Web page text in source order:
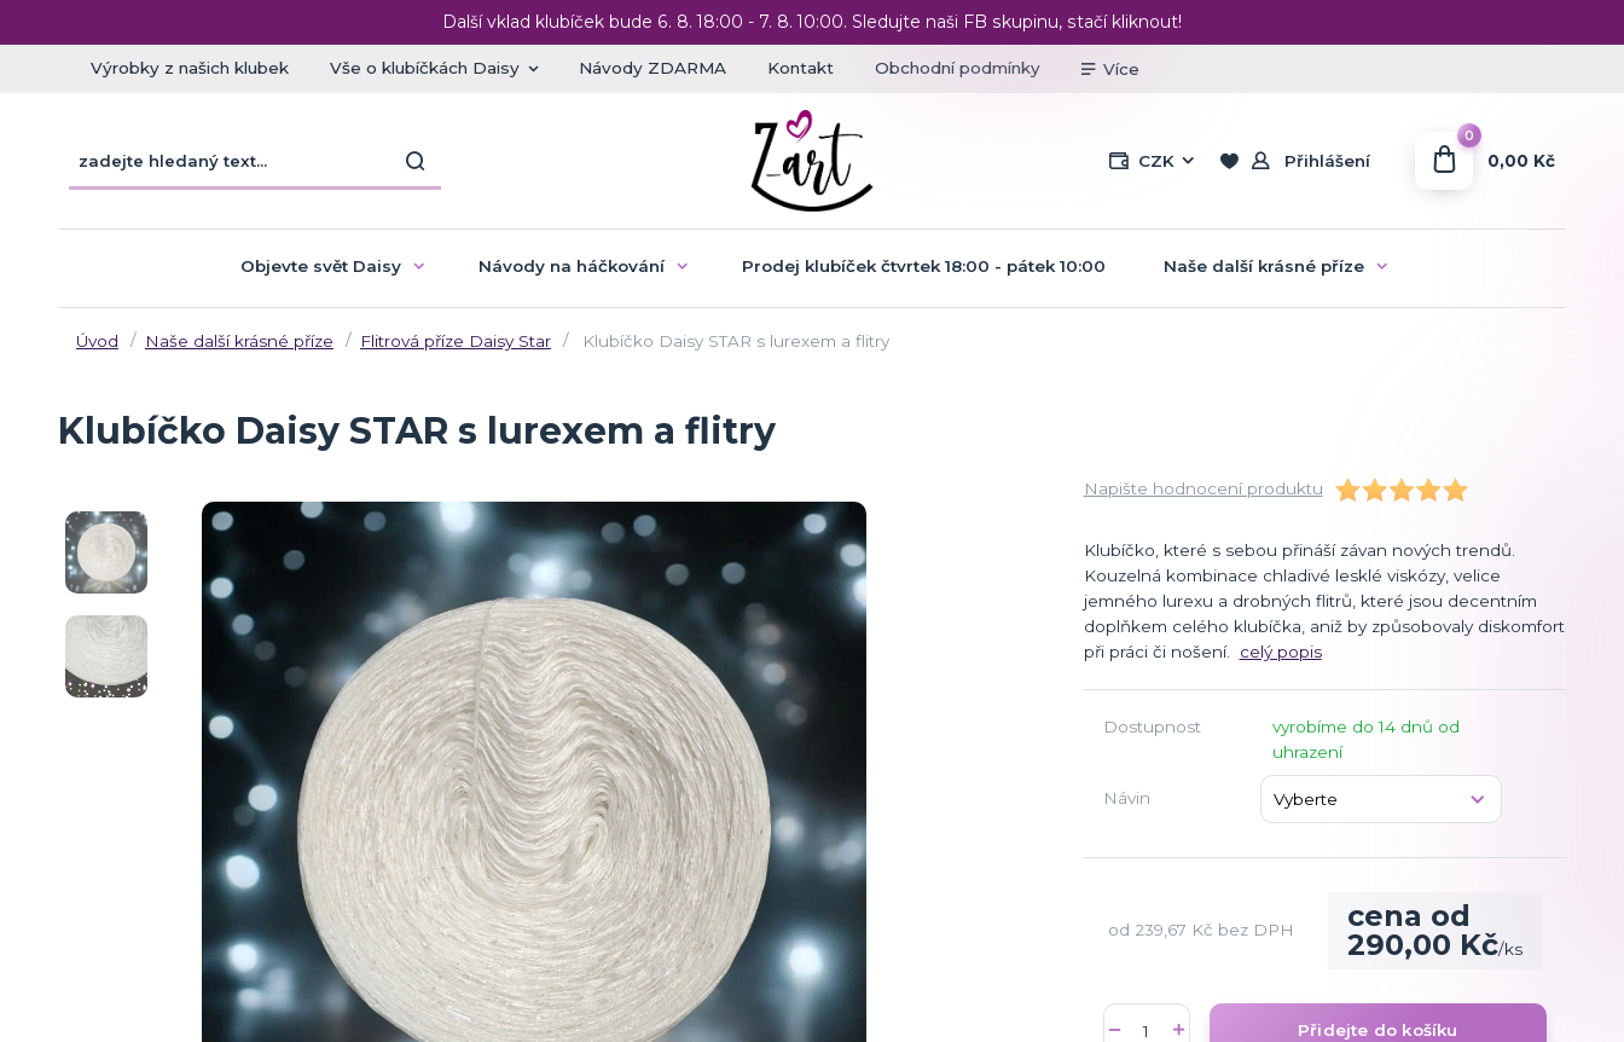
Další vklad klubíček bude 6. 8. 18:00 - 7. 8. 10:00. Sledujte naši FB skupinu, stačí kliknout!
Výrobky z našich klubek Vše o klubíčkách Daisy Návody ZDARMA Kontakt Obchodní podmínky Více
CZK Přihlášení
0
0,00 Kč
Objevte svět Daisy Návody na háčkování Prodej klubíček čtvrtek 18:00 - pátek 10:00 Naše další krásné příze
Úvod Naše další krásné příze Flitrová příze Daisy Star Klubíčko Daisy STAR s lurexem a flitry
Klubíčko Daisy STAR s lurexem a flitry
Napište hodnocení produktu
Klubíčko, které s sebou přináší závan nových trendů.
Kouzelná kombinace chladivé lesklé viskózy, velice
jemného lurexu a drobných flitrů, které jsou decentním
doplňkem celého klubíčka, aniž by způsobovaly diskomfort
při práci či nošení. celý popis
Dostupnost
vyrobíme do 14 dnů od
uhrazení
Návin
cena od
290,00 Kč/ks
od 239,67 Kč bez DPH
Přidejte do košíku